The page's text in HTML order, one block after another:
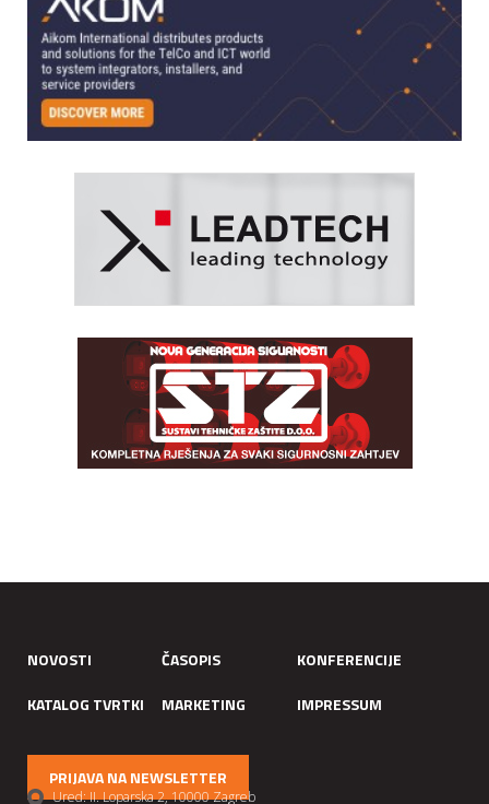
NOVOSTI ČASOPIS
KONFERENCIJE
KATALOG TVRTKI
MARKETING IMPRESSUM
PRIJAVA NA NEWSLETTER
Ured: II. Loparska 2, 10000 Zagreb